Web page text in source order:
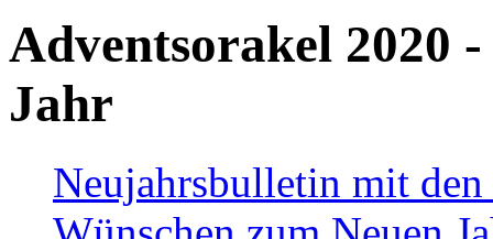
Adventsorakel 2020
Jahr
Neujahrsbulletin mit den